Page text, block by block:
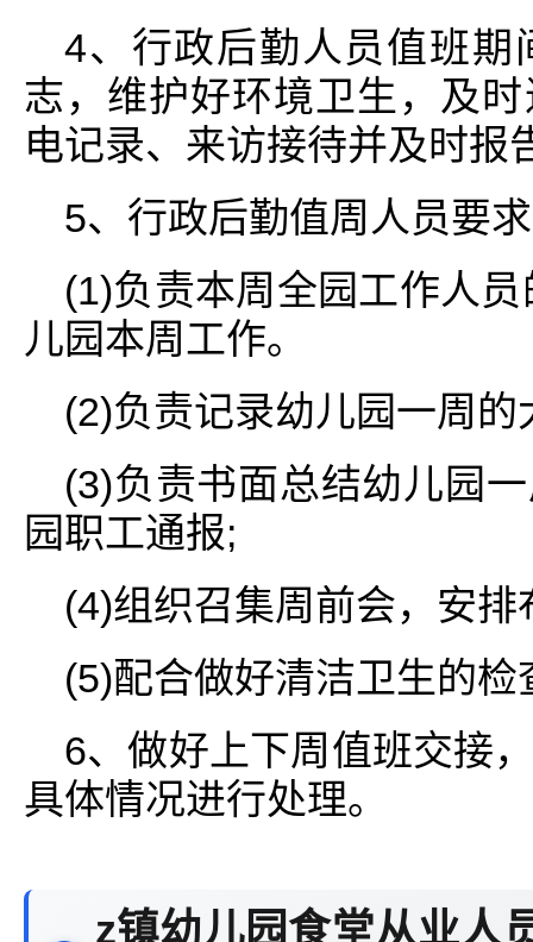
4、行政后勤人员值班期
志，维护好环境卫生，及
电记录、来访接待并及时报
5、行政后勤值周人员要
(1)负责本周全园工作人
儿园本周工作。
(2)负责记录幼儿园一周
(3)负责书面总结幼儿园
园职工通报;
(4)组织召集周前会，安排
(5)配合做好清洁卫生的检
6、做好上下周值班交接
具体情况进行处理。
z镇幼儿园食堂从业人